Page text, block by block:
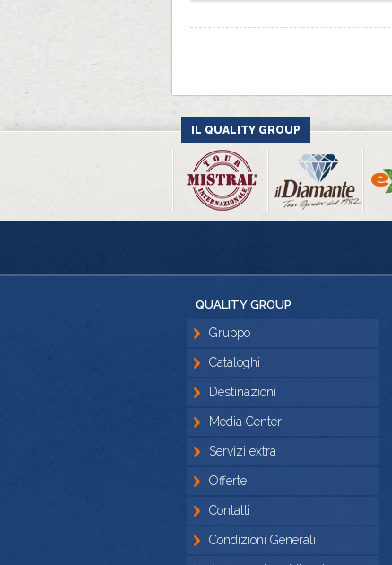
IL QUALITY GROUP
QUALITY GROUP
Gruppo
Cataloghi
Destinazioni
Media Center
Servizi extra
Offerte
Contatti
Condizioni Generali